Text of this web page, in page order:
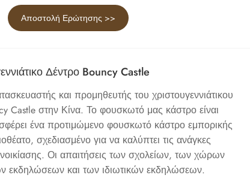
Αποστολή Ερώτησης >>
Δέντρο Bouncy Castle
και προμηθευτής του χριστουγεννιάτικου
Castle στην Κίνα. Το φουσκωτό μας κάστρο είναι
ένα προτιμώμενο φουσκωτό κάστρο εμπορικής
σχεδιασμένο για να καλύπτει τις ανάγκες
Οι απαιτήσεις των σχολείων, των χώρων
εκδηλώσεων και των ιδιωτικών εκδηλώσεων.